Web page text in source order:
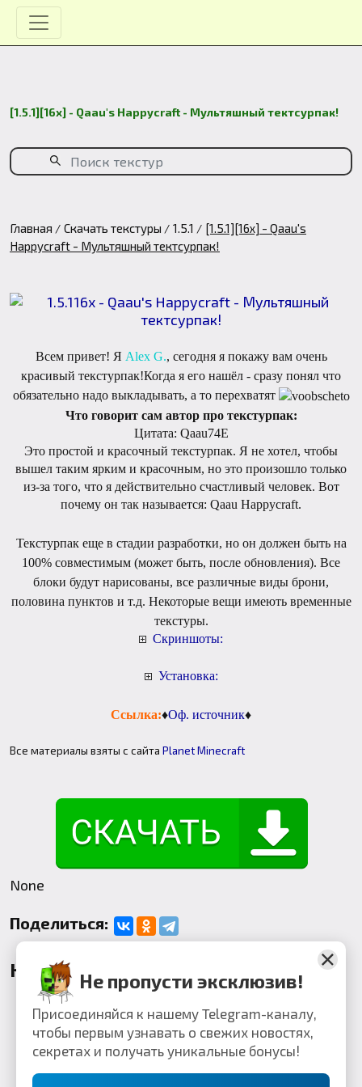
[1.5.1][16x] - Qaau's Happycraft - Мультяшный тектсурпак!
Главная Скачать текстуры 1.5.1
[1.5.1][16x] - Qaau's
Happycraft - Мультяшный тектсурпак!
Всем привет! Я Alex G., сегодня я покажу вам очень
красивый текстурпак!Когда я его нашёл - сразу понял что
обязательно надо выкладывать, а то перехватят
Что говорит сам автор про текстурпак:
Цитата: Qaau74E
Это простой и красочный текстурпак. Я не хотел, чтобы
вышел таким ярким и красочным, но это произошло только
из-за того, что я действительно счастливый человек. Вот
почему он так называется: Qaau Happycraft.
Текстурпак еще в стадии разработки, но он должен быть на
100% совместимым (может быть, после обновления). Все
блоки будут нарисованы, все различные виды брони,
половина пунктов и т.д. Некоторые вещи имеють временные
текстуры.
Скриншоты:
Установка:
Ссылка:♦Оф. источник♦
Все материалы взяты с сайта Planet Minecraft
None
Поделиться:
КомментарииНе пропусти эксклюзив!
Присоединяйся к нашему Telegram-каналу,
чтобы первым узнавать о свежих новостях,
секретах и получать уникальные бонусы!